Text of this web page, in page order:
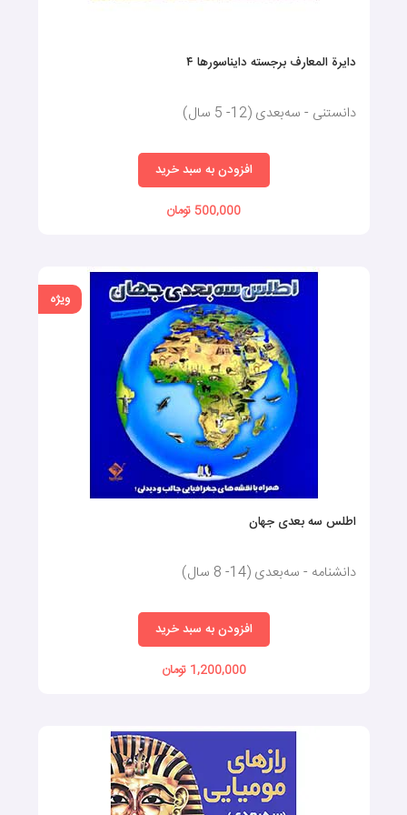
مورد جهان و شیوه چینش سیارات تفکر کنند و این فعالیت ذهنی شدید،
اصولا، افرادی که در سنین کودکی خیال‌پردازی زیادی انجام داده‌اند و با
چرا باید به آموزش کودکان اهمیت داد و از چنین کتاب‌هایی استفاده
امروزه، تقریبا تمامی کارشناسان آموزشی بر این باورند که آموزش‌های
مدرسه و دانشگاه نمی‌توانند انسان‌ها را برای داشتن یک زندگی موفق
می‌شود که افراد بعد از سال‌ها تحصیل در سیستم آموزشی سنتی، نتوانند
مهارت‌های کافی برای داشتن یک زندگی شاد و سالم را کسب کنند.
ریشه اصلی خلاقیت انسان به دوران کودکی وی متصل است. هرچقدر
فرد در دوران کودکی آموزش‌های بهتری را دریافت کرده باشد، از
دایرة المعارف برجسته دایناسورها ۴
دانستنی - سه‌بعدی (12- 5 سال)
افزودن به سبد خرید
500,000 تومان
ویژه
اطلس سه بعدی جهان
دانشنامه - سه‌بعدی (14- 8 سال)
افزودن به سبد خرید
1,200,000 تومان